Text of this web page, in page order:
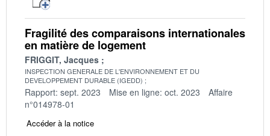
Fragilité des comparaisons internationales
en matière de logement
FRIGGIT, Jacques
INSPECTION GENERALE DE L'ENVIRONNEMENT ET DU
DEVELOPPEMENT DURABLE (IGEDD)
Rapport: sept. 2023 Mise en ligne: oct. 2023
Affaire
n°014978-01
Accéder à la notice